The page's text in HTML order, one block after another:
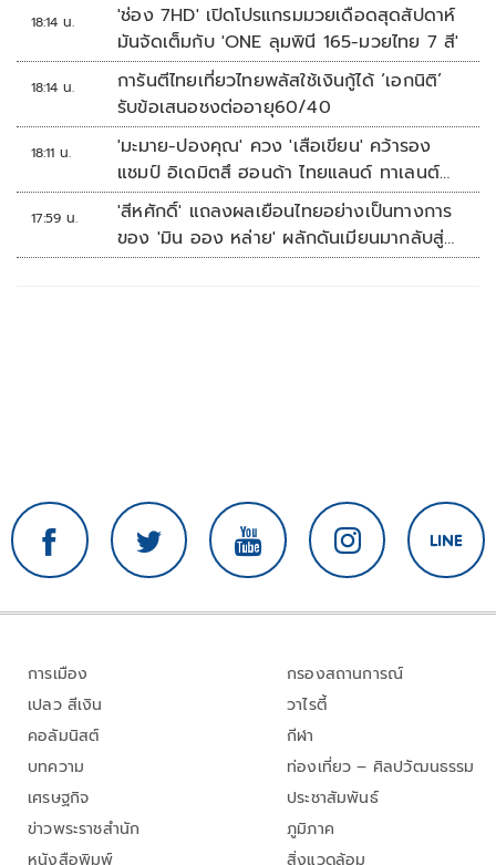
18:14 น.
'ช่อง 7HD' เปิดโปรแกรมมวยเดือดสุดสัปดาห์
มันจัดเต็มกับ 'ONE ลุมพินี 165-มวยไทย 7 สี'
18:14 น.
การันตีไทยเที่ยวไทยพลัสใช้เงินกู้ได้ ‘เอกนิติ’
รับข้อเสนอชงต่ออายุ60/40
18:11 น.
'มะมาย-ปองคุณ' ควง 'เสือเขียน' คว้ารอง
แชมป์ อิเดมิตสึ ฮอนด้า ไทยแลนด์ ทาเลนต์
คัพ สนาม 3
17:59 น.
'สีหศักดิ์' แถลงผลเยือนไทยอย่างเป็นทางการ
ของ 'มิน ออง หล่าย' ผลักดันเมียนมากลับสู่
อาเซียน
การเมือง
เปลว สีเงิน
คอลัมนิสต์
บทความ
เศรษฐกิจ
ข่าวพระราชสำนัก
กรองสถานการณ์
วาไรตี้
กีฬา
ท่องเที่ยว – ศิลปวัฒนธรรม
ประชาสัมพันธ์
ภูมิภาค